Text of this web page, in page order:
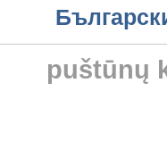
puštūnų